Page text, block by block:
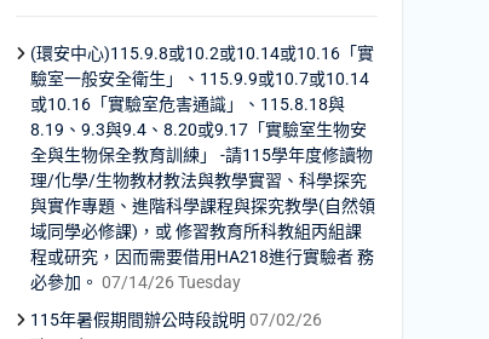
(環安中心)115.9.8或10.2或10.14或10.16「實
驗室一般安全衛生」、115.9.9或10.7或10.14
或10.16「實驗室危害通識」、115.8.18與
8.19、9.3與9.4、8.20或9.17「實驗室生物安
全與生物保全教育訓練」 -請115學年度修讀物
理/化學/生物教材教法與教學實習、科學探究
與實作專題、進階科學課程與探究教學(自然領
域同學必修課)，或 修習教育所科教組丙組課
程或研究，因而需要借用HA218進行實驗者 務
必參加。 07/14/26 Tuesday
115年暑假期間辦公時段說明 07/02/26